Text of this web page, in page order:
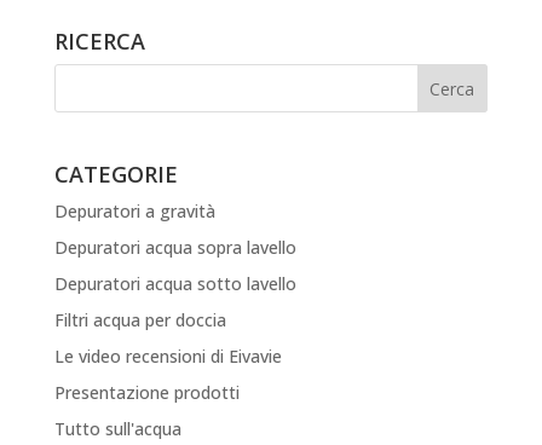
RICERCA
CATEGORIE
Depuratori a gravità
Depuratori acqua sopra lavello
Depuratori acqua sotto lavello
Filtri acqua per doccia
Le video recensioni di Eivavie
Presentazione prodotti
Tutto sull'acqua